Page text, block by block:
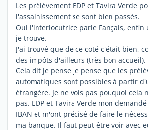
Les prélèvement EDP et Tavira Verde
l'assainissement se sont bien passés.
Oui l'interlocutrice parle Fançais, enfin
je trouve.
J'ai trouvé que de ce coté c'était bien,
des impôts d'ailleurs (très bon accueil).
Cela dit je pense je pense que les
automatiques sont possibles à partir
étrangère. Je ne vois pas pouquoi cela
pas. EDP et Tavira Verde mon
IBAN et m'ont précisé de faire le
ma banque. Il faut peut être voir avec